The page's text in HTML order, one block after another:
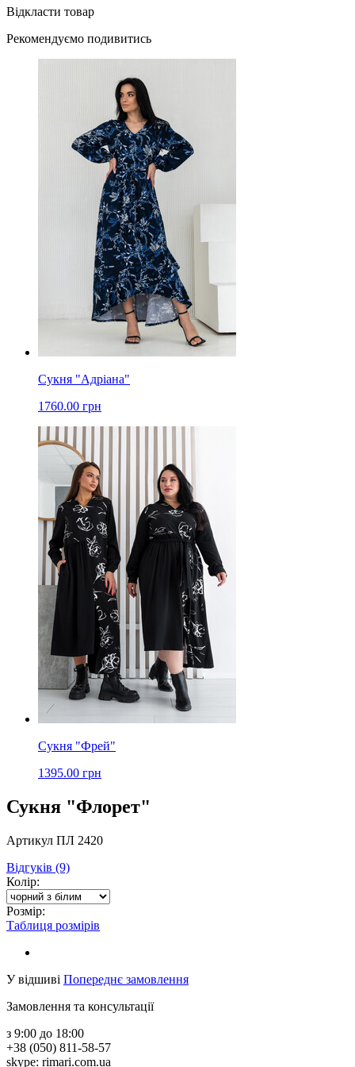
Відкласти товар
Рекомендуємо подивитись
Сукня "Адріана"
1760.00 грн
Сукня "Фрей"
1395.00 грн
Сукня "Флорет"
Артикул ПЛ 2420
Відгуків (9)
Колір:
Розмір:
Таблиця розмірів
У відшиві Попереднє замовлення
Замовлення та консультації
з 9:00 до 18:00
+38 (050) 811-58-57
skype: rimari.com.ua